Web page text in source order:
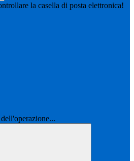
la casella di posta elettronica!